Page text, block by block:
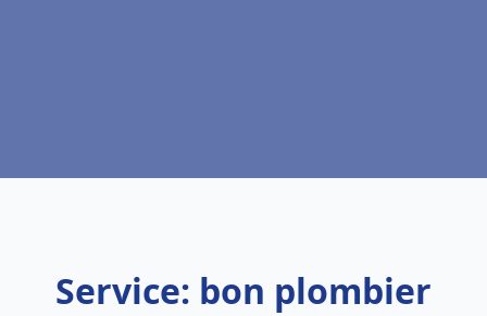
Service: bon plombier